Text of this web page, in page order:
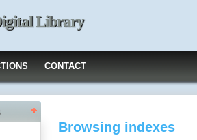
Library
CONTACT
Browsing indexes